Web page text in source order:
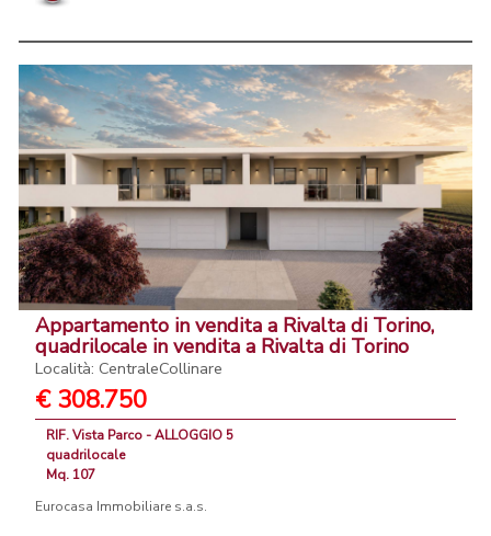
Appartamento in vendita a Rivalta di Torino,
quadrilocale in vendita a Rivalta di Torino
Località: CentraleCollinare
€ 308.750
RIF. Vista Parco - ALLOGGIO 5
quadrilocale
Mq. 107
Eurocasa Immobiliare s.a.s.